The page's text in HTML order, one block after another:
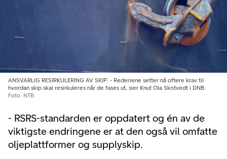
- RSRS-standarden er oppdatert og én av de
viktigste endringene er at den også vil omfatte
oljeplattformer og supplyskip.
ANSVARLIG RESIRKULERING AV SKIP: - Rederiene setter nå oftere krav til
hvordan skip skal resirkuleres når de fases ut, sier Knut Ola Skotvedt i DNB.
Foto: NTB